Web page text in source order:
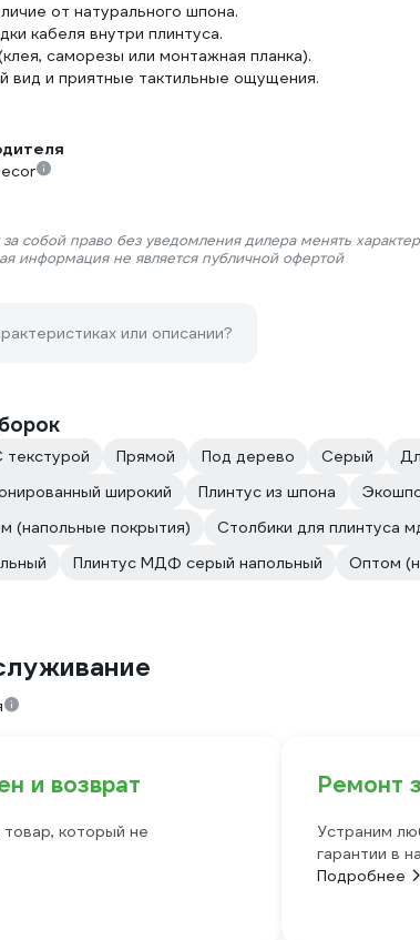
от натурального шпона.
кабеля внутри плинтуса.
саморезы или монтажная планка).
вид и приятные тактильные ощущения.
за собой право без уведомления дилера менять
информация не является публичной офертой
или описании?
текстурой Прямой Под дерево Серый
широкий
Плинтус из шпона
(напольные покрытия) Столбики для плинтуса
Плинтус МДФ серый напольный Оптом
и возврат
который не
Ремонт
Устраним
гарантии в
Подробнее